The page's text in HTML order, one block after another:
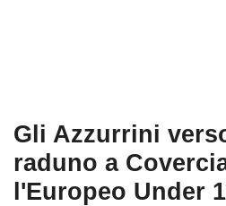
Gli Azzurrini
raduno a
l'Europeo Under